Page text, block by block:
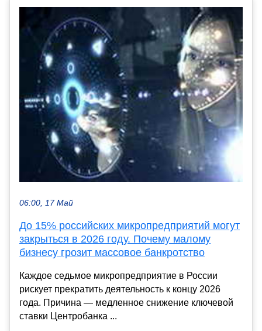
06:00, 17 Май
До 15% российских микропредприятий могут
закрыться в 2026 году. Почему малому
бизнесу грозит массовое банкротство
Каждое седьмое микропредприятие в России
рискует прекратить деятельность к концу 2026
года. Причина — медленное снижение ключевой
ставки Центробанка ...